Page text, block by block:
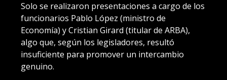
Solo se realizaron presentaciones a cargo de los
funcionarios Pablo López (ministro de
Economía) y Cristian Girard (titular de ARBA),
algo que, según los legisladores, resultó
insuficiente para promover un intercambio
genuino.